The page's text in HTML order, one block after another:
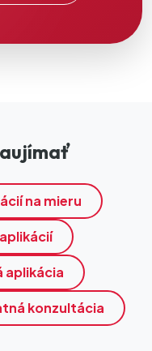
na mieru
aplikácia
konzultácia